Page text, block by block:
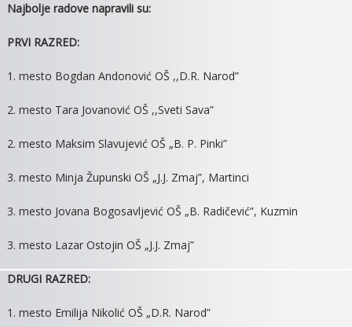
Najbolje radove napravili su:
PRVI RAZRED:
1. mesto Bogdan Andonović OŠ ,,D.R. Narod”
2. mesto Tara Jovanović OŠ ,,Sveti Sava”
2. mesto Maksim Slavujević OŠ „B. P. Pinki”
3. mesto Minja Župunski OŠ „J.J. Zmaj”, Martinci
3. mesto Jovana Bogosavljević OŠ „B. Radičević”, Kuzmin
3. mesto Lazar Ostojin OŠ „J.J. Zmaj”
DRUGI RAZRED:
1. mesto Emilija Nikolić OŠ „D.R. Narod”